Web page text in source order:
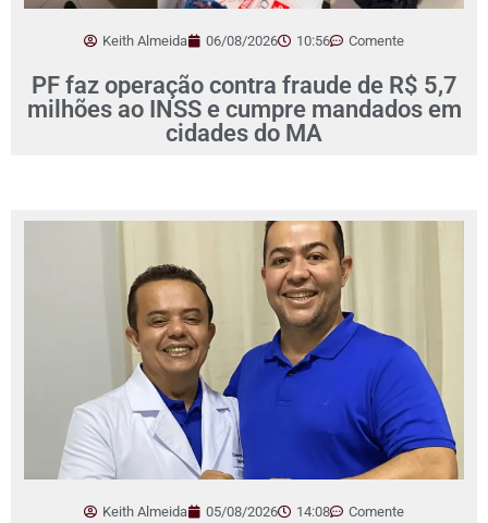
Keith Almeida 06/08/2026 10:56 Comente
PF faz operação contra fraude de R$ 5,7
milhões ao INSS e cumpre mandados em
cidades do MA
Keith Almeida 05/08/2026 14:08 Comente